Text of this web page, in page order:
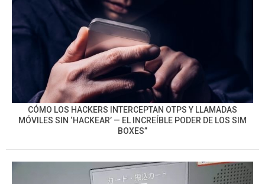
CÓMO LOS HACKERS INTERCEPTAN OTPS Y LLAMADAS
MÓVILES SIN ‘HACKEAR’ — EL INCREÍBLE PODER DE LOS SIM
BOXES”